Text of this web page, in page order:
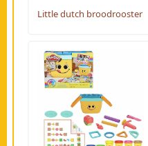
Little dutch broodrooster